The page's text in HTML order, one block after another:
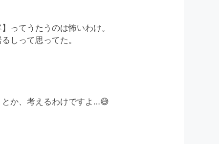
ってうたうのは怖いわけ。
しって思ってた。
か、考えるわけですよ…😅